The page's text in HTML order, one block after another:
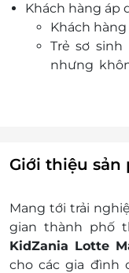
sớm.
Đặt vé qua
nhanh chóng
chờ đợi.
Khách hàng áp
Khách hàng
Trẻ sơ sinh
nhưng
Số lượng e-
Không giới
Điểm áp dụng:
Nội, số 272
thành phố Hà
Điều kiện khác:
Giới thiệu sản
Mang tới trải
gian thành phố
KidZania Lotte
cho các gia đình